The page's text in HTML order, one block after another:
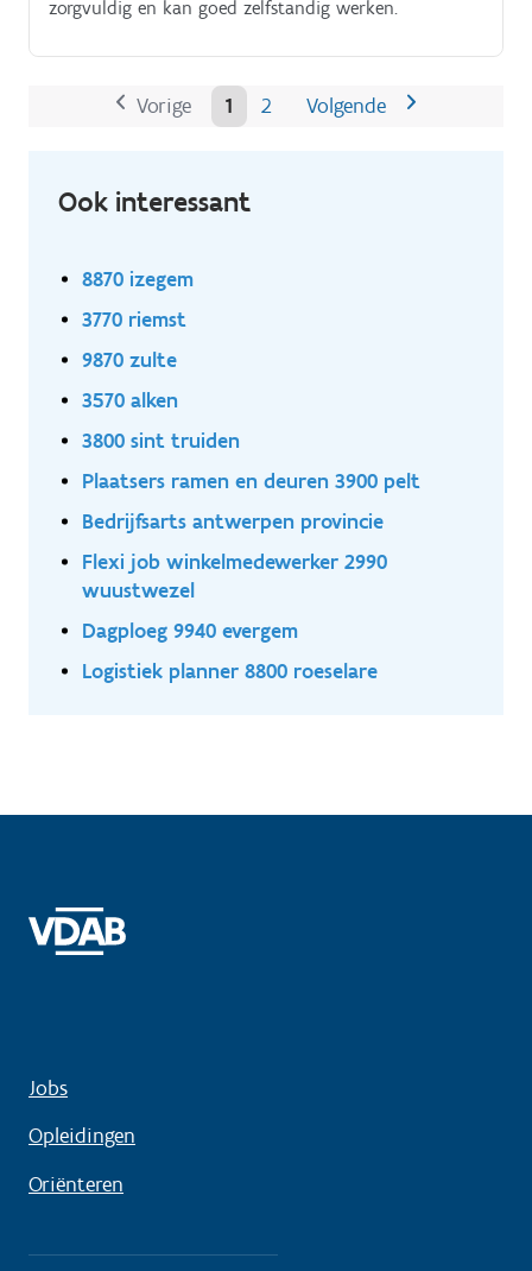
zorgvuldig en kan goed zelfstandig werken.
Vorige 1 2 Volgende
Ook interessant
8870 izegem
3770 riemst
9870 zulte
3570 alken
3800 sint truiden
Plaatsers ramen en deuren 3900 pelt
Bedrijfsarts antwerpen provincie
Flexi job winkelmedewerker 2990
wuustwezel
Dagploeg 9940 evergem
Logistiek planner 8800 roeselare
Jobs
Opleidingen
Oriënteren